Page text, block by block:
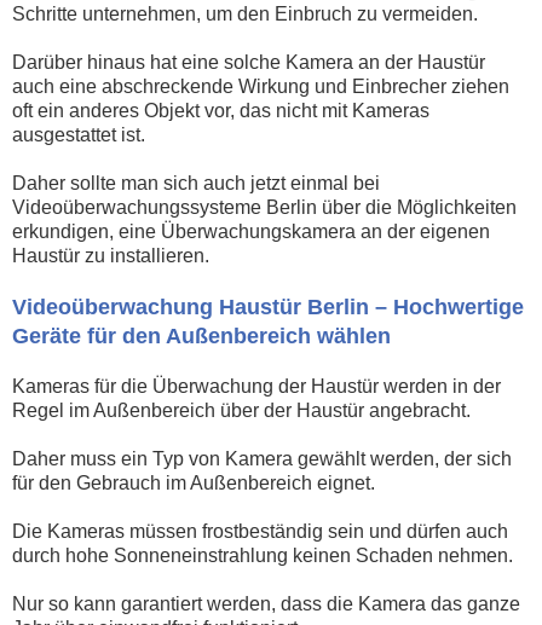
Schritte unternehmen, um den Einbruch zu vermeiden.
Darüber hinaus hat eine solche Kamera an der Haustür
auch eine abschreckende Wirkung und Einbrecher ziehen
oft ein anderes Objekt vor, das nicht mit Kameras
ausgestattet ist.
Daher sollte man sich auch jetzt einmal bei
Videoüberwachungssysteme Berlin über die Möglichkeiten
erkundigen, eine Überwachungskamera an der eigenen
Haustür zu installieren.
Videoüberwachung Haustür Berlin – Hochwertige
Geräte für den Außenbereich wählen
Kameras für die Überwachung der Haustür werden in der
Regel im Außenbereich über der Haustür angebracht.
Daher muss ein Typ von Kamera gewählt werden, der sich
für den Gebrauch im Außenbereich eignet.
Die Kameras müssen frostbeständig sein und dürfen auch
durch hohe Sonneneinstrahlung keinen Schaden nehmen.
Nur so kann garantiert werden, dass die Kamera das ganze